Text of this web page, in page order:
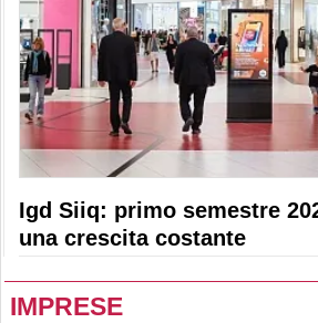
Igd Siiq: primo semestre
una crescita costante
IMPRESE